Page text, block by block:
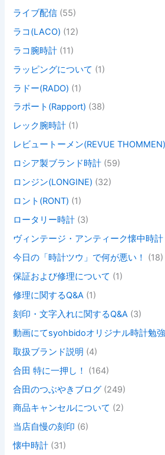
ライブ配信 (55)
ラコ(LACO) (12)
ラコ腕時計 (11)
ラッピングについて (1)
ラドー(RADO) (1)
ラポート(Rapport) (38)
レック腕時計 (1)
レビュートーメン(REVUE THOMMEN)
ロシア製ブランド時計 (59)
ロンジン(LONGINE) (32)
ロント(RONT) (1)
ロータリー時計 (3)
ヴィンテージ・アンティーク懐中時計
今日の「時計ツウ」で何が悪い！
(18)
保証および修理について (1)
修理に関するQ&A (1)
刻印・文字入れに関するQ&A (3)
動画にてsyohbidoオリジナル時計勉
取扱ブランド説明 (4)
合田 特に一押し！
(164)
合田のつぶやきブログ (249)
商品キャンセルについて (2)
当店自慢の刻印 (6)
懐中時計 (31)